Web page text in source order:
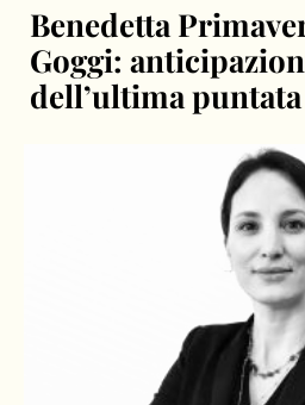
Benedetta
Goggi:
dell’ultima puntata